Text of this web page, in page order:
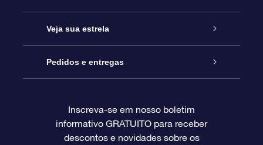
Entre em contato conosco
Blog
Avaliações
Presente estrelar on-line
Pacote de presente da OSR
O cartão de presente da OSR
Veja sua estrela
Star Register
Página estelar personalizada
Pedidos e entregas
Informações de pagamento
Inscreva-se em nosso boletim
informativo GRATUITO para receber
descontos e novidades sobre os